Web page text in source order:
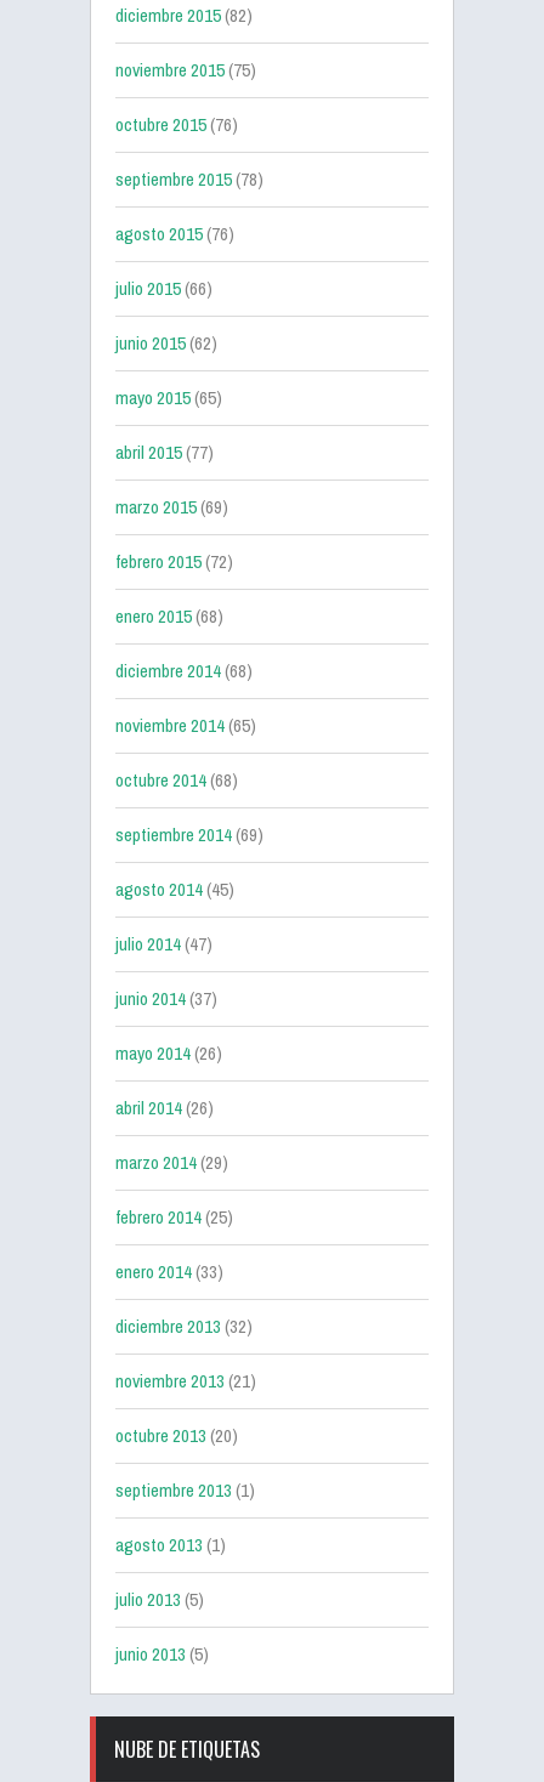
diciembre 2015(82)
noviembre 2015(75)
octubre 2015(76)
septiembre 2015(78)
agosto 2015(76)
julio 2015(66)
junio 2015(62)
mayo 2015(65)
abril 2015(77)
marzo 2015(69)
febrero 2015(72)
enero 2015(68)
diciembre 2014(68)
noviembre 2014(65)
octubre 2014(68)
septiembre 2014(69)
agosto 2014(45)
julio 2014(47)
junio 2014(37)
mayo 2014(26)
abril 2014(26)
marzo 2014(29)
febrero 2014(25)
enero 2014(33)
diciembre 2013(32)
noviembre 2013(21)
octubre 2013(20)
septiembre 2013(1)
agosto 2013(1)
julio 2013(5)
junio 2013(5)
NUBE DE ETIQUETAS